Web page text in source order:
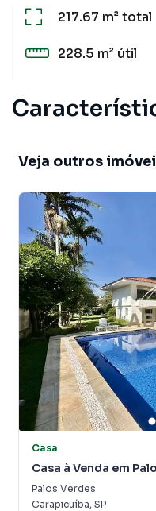
217.67 m²total
228.5 m² útil
Veja outros
Casa
Casa à Venda em
Palos Verdes
Carapicuíba, SP